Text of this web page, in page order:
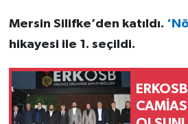
Mersin Silifke’den katıldı.
hikayesi ile 1. seçildi.